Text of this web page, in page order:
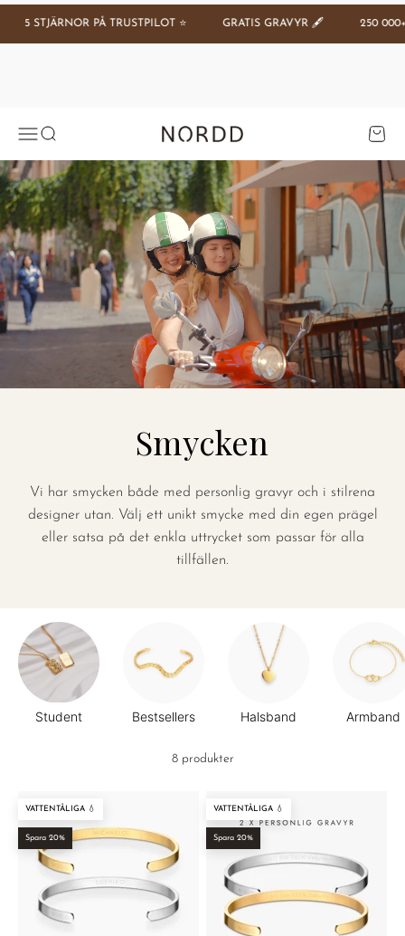
Hoppa till innehållet
5 STJÄRNOR PÅ TRUSTPILOT ⭐️ GRATIS GRAVYR 🖋️ 250 000+
Öppna navigeringsmenyn
Öppna sök Nordd Copenhagen (SE)
Smycken
Vi har smycken både med personlig gravyr och i stilrena
designer utan. Välj ett unikt smycke med din egen prägel
eller satsa på det enkla uttrycket som passar för alla
tillfällen.
Student Bestsellers Halsband Armband
8 produkter
VATTENTÅLIGA 💧
Spara 20%
VATTENTÅLIGA 💧
Spara 20%